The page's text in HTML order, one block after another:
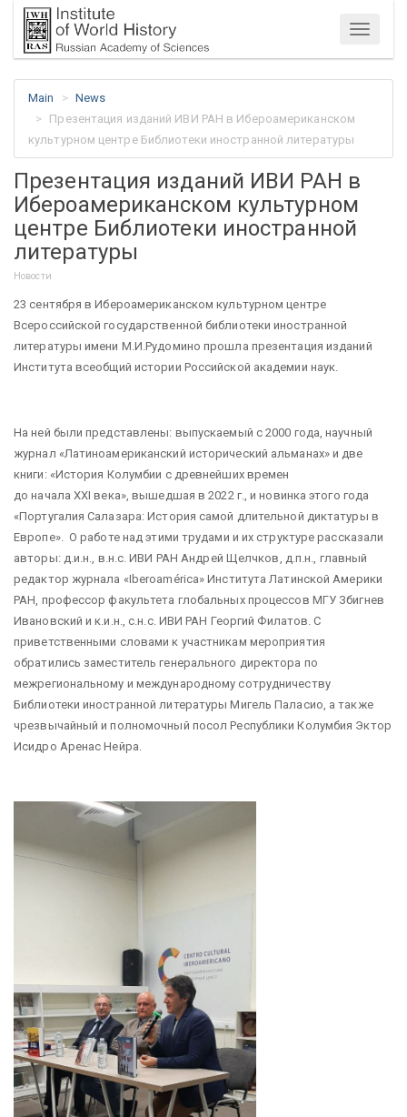
Menu
Main
News
Презентация изданий ИВИ РАН в Ибероамериканском
культурном центре Библиотеки иностранной литературы
Презентация изданий ИВИ РАН в
Ибероамериканском культурном
центре Библиотеки иностранной
литературы
Новости
23 сентября в Ибероамериканском культурном центре
Всероссийской государственной библиотеки иностранной
литературы имени М.И.Рудомино прошла презентация изданий
Института всеобщий истории Российской академии наук.
На ней были представлены: выпускаемый с 2000 года, научный
журнал «Латиноамериканский исторический альманах» и две
книги: «История Колумбии с древнейших времен
до начала XXI века», вышедшая в 2022 г., и новинка этого года
«Португалия Салазара: История самой длительной диктатуры в
Европе». О работе над этими трудами и их структуре рассказали
авторы: д.и.н., в.н.с. ИВИ РАН Андрей Щелчков, д.п.н., главный
редактор журнала «Iberoamérica» Института Латинской Америки
РАН, профессор факультета глобальных процессов МГУ Збигнев
Ивановский и к.и.н., с.н.с. ИВИ РАН Георгий Филатов. С
приветственными словами к участникам мероприятия
обратились заместитель генерального директора по
межрегиональному и международному сотрудничеству
Библиотеки иностранной литературы Мигель Паласио, а также
чрезвычайный и полномочный посол Республики Колумбия Эктор
Исидро Аренас Нейра.